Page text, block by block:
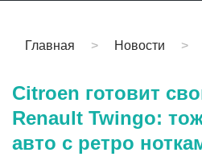
Главная Новости
Citroen готовит
Renault Twingo:
авто с ретро